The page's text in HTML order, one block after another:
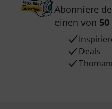
Abonniere
einen von
Deals